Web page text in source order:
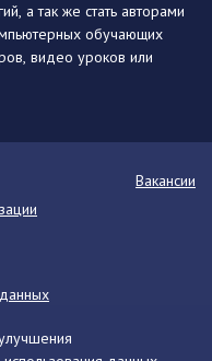
а так же стать авторами
обучающих
видео уроков или
Вакансии